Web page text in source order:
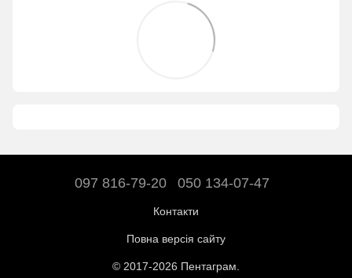
097 816-79-20 050 134-07-47
Контакти
Повна версія сайту
© 2017-2026 Пентаграм.